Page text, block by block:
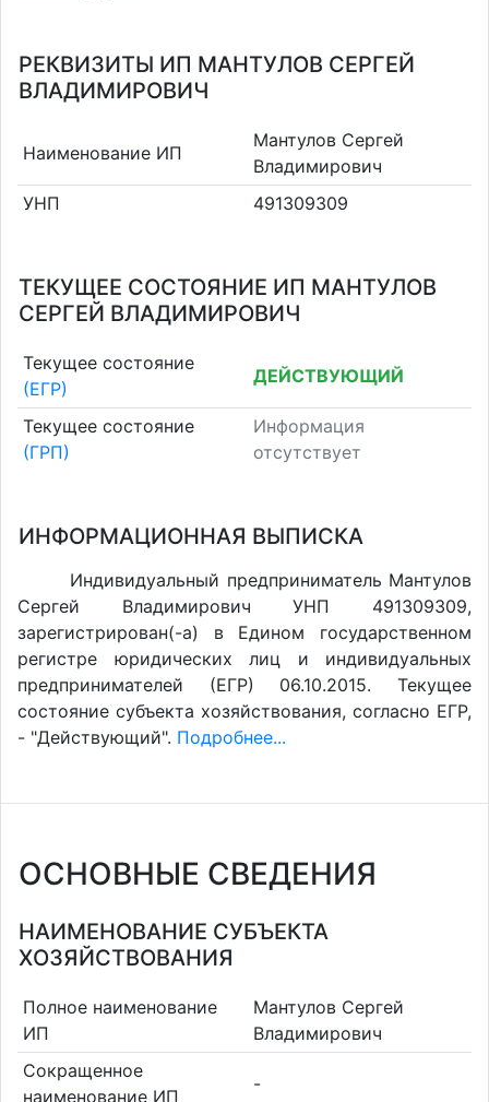
РЕКВИЗИТЫ ИП МАНТУЛОВ СЕРГЕЙ
ВЛАДИМИРОВИЧ
Наименование ИП
Мантулов Сергей
Владимирович
УНП
491309309
ТЕКУЩЕЕ СОСТОЯНИЕ ИП МАНТУЛОВ
СЕРГЕЙ ВЛАДИМИРОВИЧ
Текущее состояние
(ЕГР)
ДЕЙСТВУЮЩИЙ
Текущее состояние
(ГРП)
Информация
отсутствует
ИНФОРМАЦИОННАЯ ВЫПИСКА
Индивидуальный предприниматель Мантулов
Сергей Владимирович УНП 491309309,
зарегистрирован(-а) в Едином государственном
регистре юридических лиц и индивидуальных
предпринимателей (ЕГР) 06.10.2015. Текущее
состояние субъекта хозяйствования, согласно ЕГР,
- "Действующий". Подробнее...
ОСНОВНЫЕ СВЕДЕНИЯ
НАИМЕНОВАНИЕ СУБЪЕКТА
ХОЗЯЙСТВОВАНИЯ
Полное наименование
ИП
Мантулов Сергей
Владимирович
Сокращенное
наименование ИП
-